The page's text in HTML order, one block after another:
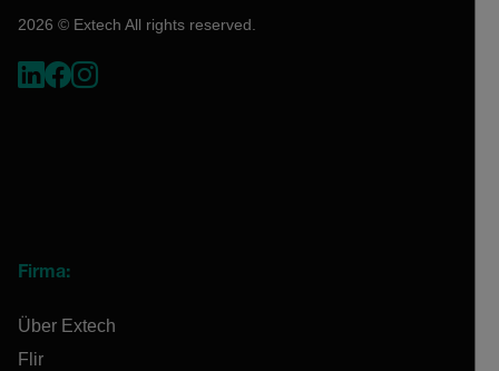
2026 © Extech All rights reserved.
Firma:
Über Extech
Flir